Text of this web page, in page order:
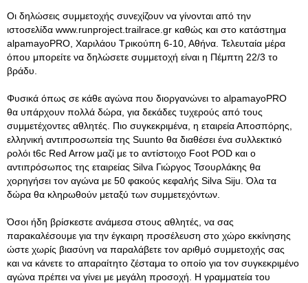
Οι δηλώσεις συμμετοχής συνεχίζουν να γίνονται από την
ιστοσελίδα www.runproject.trailrace.gr καθώς και στο κατάστημα
alpamayoPRO, Χαριλάου Τρικούπη 6-10, Αθήνα. Τελευταία μέρα
όπου μπορείτε να δηλώσετε συμμετοχή είναι η Πέμπτη 22/3 το
βράδυ.
Φυσικά όπως σε κάθε αγώνα που διοργανώνει το alpamayoPRO
θα υπάρχουν πολλά δώρα, για δεκάδες τυχερούς από τους
συμμετέχοντες αθλητές. Πιο συγκεκριμένα, η εταιρεία Αποσπόρης,
ελληνική αντιπροσωπεία της Suunto θα διαθέσει ένα συλλεκτικό
ρολόι t6c Red Arrow μαζί με το αντίστοιχο Foot POD και ο
αντιπρόσωπος της εταιρείας Silva Γιώργος Τσουρλάκης θα
χορηγήσει τον αγώνα με 50 φακούς κεφαλής Silva Siju. Όλα τα
δώρα θα κληρωθούν μεταξύ των συμμετεχόντων.
Όσοι ήδη βρίσκεστε ανάμεσα στους αθλητές, να σας
παρακαλέσουμε για την έγκαιρη προσέλευση στο χώρο εκκίνησης
ώστε χωρίς βιασύνη να παραλάβετε τον αριθμό συμμετοχής σας
και να κάνετε το απαραίτητο ζέσταμα το οποίο για τον συγκεκριμένο
αγώνα πρέπει να γίνει με μεγάλη προσοχή. Η γραμματεία του